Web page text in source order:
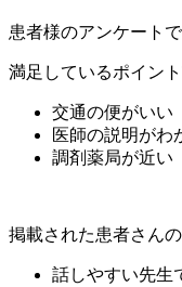
患者様のアンケート
満足しているポイン
交通の便がいい
医師の説明がわ
調剤薬局が近い
掲載された患者さん
話しやすい先生